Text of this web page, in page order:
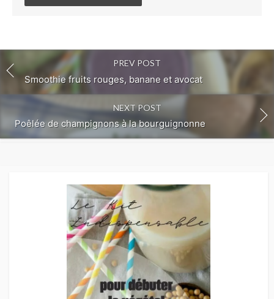
PREV POST
Smoothie fruits rouges, banane et avocat
NEXT POST
Poêlée de champignons à la bourguignonne